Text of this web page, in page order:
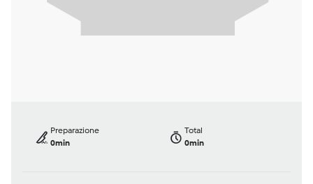
Preparazione
0min
Total
0min